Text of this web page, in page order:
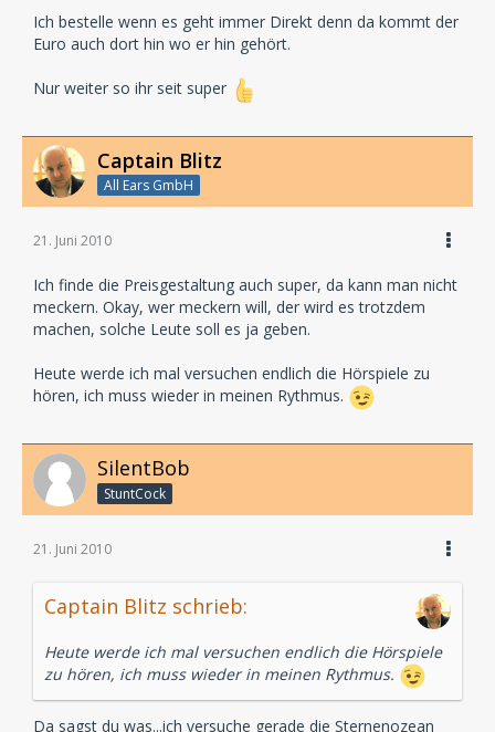
Ich bestelle wenn es geht immer Direkt denn da kommt der
Euro auch dort hin wo er hin gehört.
Nur weiter so ihr seit super
Captain Blitz
All Ears GmbH
21. Juni 2010
Ich finde die Preisgestaltung auch super, da kann man nicht
meckern. Okay, wer meckern will, der wird es trotzdem
machen, solche Leute soll es ja geben.
Heute werde ich mal versuchen endlich die Hörspiele zu
hören, ich muss wieder in meinen Rythmus.
SilentBob
StuntCock
21. Juni 2010
Captain Blitz schrieb:
Heute werde ich mal versuchen endlich die Hörspiele
zu hören, ich muss wieder in meinen Rythmus.
Da sagst du was...ich versuche gerade die Sternenozean